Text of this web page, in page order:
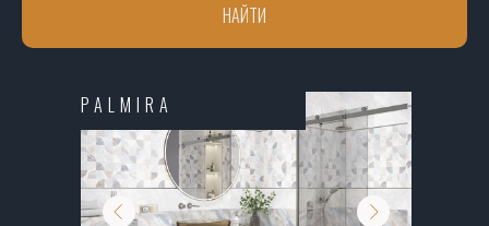
НАЙТИ
PALMIRA